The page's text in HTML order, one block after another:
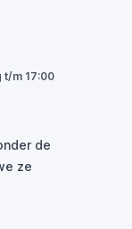
t/m 17:00
de
ze